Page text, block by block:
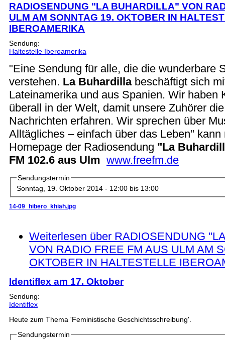
RADIOSENDUNG "LA BUHARDILLA" VON
ULM AM SONNTAG 19. OKTOBER IN
IBEROAMERIKA
Sendung:
Haltestelle Iberoamerika
"Eine Sendung für alle, die die wunderbare
verstehen. La Buhardillabeschäftigt sich
Lateinamerika und aus Spanien. Wir haben
überall in der Welt, damit unsere Zuhörer
Nachrichten erfahren. Wir sprechen über
Alltägliches – einfach über das Leben" kann
Homepage der Radiosendung "La
FM 102.6 aus Ulm www.freefm.de
Sendungstermin
Sonntag, 19. Oktober 2014 - 12:00bis 13:00
14-09_hibero_khiah.jpg
Weiterlesen über RADIOSENDUNG
VON RADIO FREE FM AUS ULM AM
OKTOBER IN HALTESTELLE
Identiflex am 17. Oktober
Sendung:
Identiflex
Heute zum Thema 'Feministische Geschichtsschreibung'.
Sendungstermin